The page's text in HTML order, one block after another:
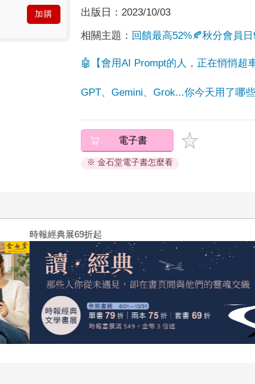
加購 出版日： 2023/10/03
相關主題： 回饋最高52%🍂秋分會員
🤖【會用AI Prompt的人，正在悄悄超
GPT、Gemini、Grok...你今天用了哪
電子書
※ 金石堂電子書怎麼看